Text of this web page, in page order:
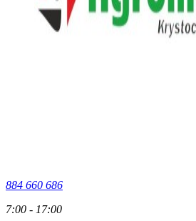
884 660 686
7:00 - 17:00